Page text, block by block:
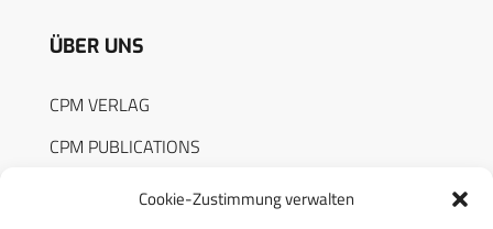
Cookie-Zustimmung verwalten
ÜBER UNS
CPM VERLAG
CPM PUBLICATIONS
CPM EVENTS